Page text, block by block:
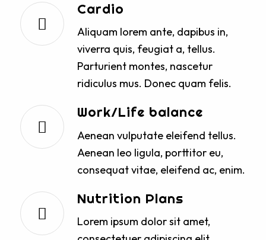
Cardio
Aliquam lorem ante, dapibus in,
viverra quis, feugiat a, tellus.
Parturient montes, nascetur
ridiculus mus. Donec quam felis.
Work/Life balance
Aenean vulputate eleifend tellus.
Aenean leo ligula, porttitor eu,
consequat vitae, eleifend ac, enim.
Nutrition Plans
Lorem ipsum dolor sit amet,